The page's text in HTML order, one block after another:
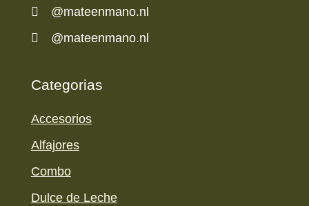

@mateenmano.nl

@mateenmano.nl
Categorias
Accesorios
Alfajores
Combo
Dulce de Leche